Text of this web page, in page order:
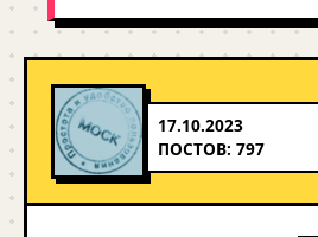
17.10.2023
ПОСТОВ: 797